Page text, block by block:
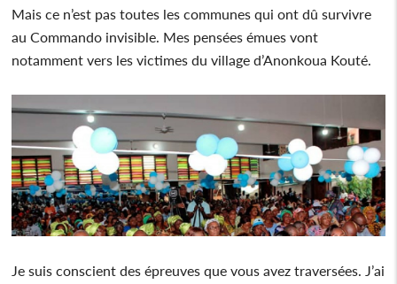
Mais ce n’est pas toutes les communes qui ont dû survivre
au Commando invisible. Mes pensées émues vont
notamment vers les victimes du village d’Anonkoua Kouté.
Je suis conscient des épreuves que vous avez traversées. J’ai